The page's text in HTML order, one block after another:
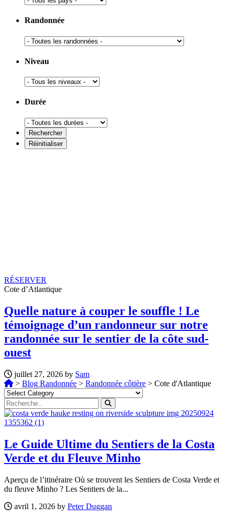
Randonnée
Niveau
Durée
RÉSERVER
Cote d’Atlantique
Quelle nature à couper le souffle ! Le
témoignage d’un randonneur sur notre
randonnée sur le sentier de la côte sud-
ouest
juillet 27, 2026 by Sam
> Blog Randonnée > Randonnée côtière > Cote d'Atlantique
Le Guide Ultime du Sentiers de la Costa
Verde et du Fleuve Minho
Aperçu de l’itinéraire Où se trouvent les Sentiers de Costa Verde et
du fleuve Minho ? Les Sentiers de la...
avril 1, 2026 by Peter Duggan